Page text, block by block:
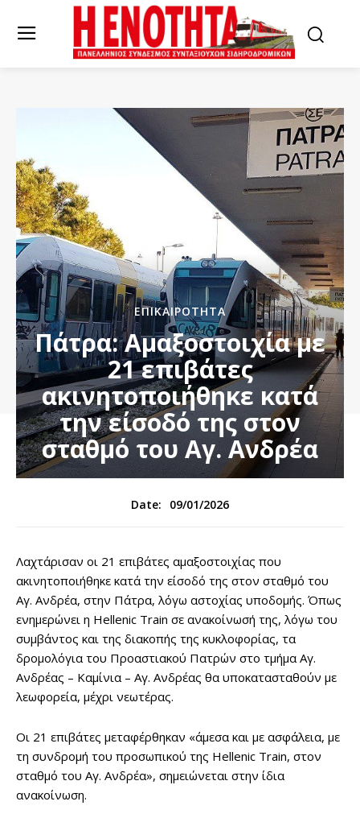
ΕΠΙΚΑΙΡΌΤΗΤΑ
Πάτρα: Αμαξοστοιχία με
21 επιβάτες
ακινητοποιήθηκε κατά
την είσοδό της στον
σταθμό του Αγ. Ανδρέα
Date: 09/01/2026
Λαχτάρισαν οι 21 επιβάτες αμαξοστοιχίας που
ακινητοποιήθηκε κατά την είσοδό της στον σταθμό του
Αγ. Ανδρέα, στην Πάτρα, λόγω αστοχίας υποδομής. Όπως
ενημερώνει η Hellenic Train σε ανακοίνωσή της, λόγω του
συμβάντος και της διακοπής της κυκλοφορίας, τα
δρομολόγια του Προαστιακού Πατρών στο τμήμα Αγ.
Ανδρέας – Καμίνια – Αγ. Ανδρέας θα υποκατασταθούν με
λεωφορεία, μέχρι νεωτέρας.
Οι 21 επιβάτες μεταφέρθηκαν «άμεσα και με ασφάλεια, με
τη συνδρομή του προσωπικού της Hellenic Train, στον
σταθμό του Αγ. Ανδρέα», σημειώνεται στην ίδια
ανακοίνωση.